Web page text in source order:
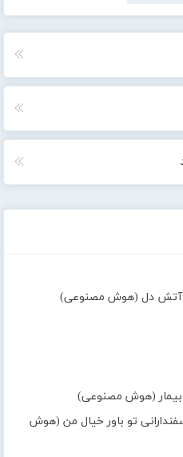
آتش دل (هوش مصنوعی)
بیمار (هوش مصنوعی)
تو باور خیال من (هوش